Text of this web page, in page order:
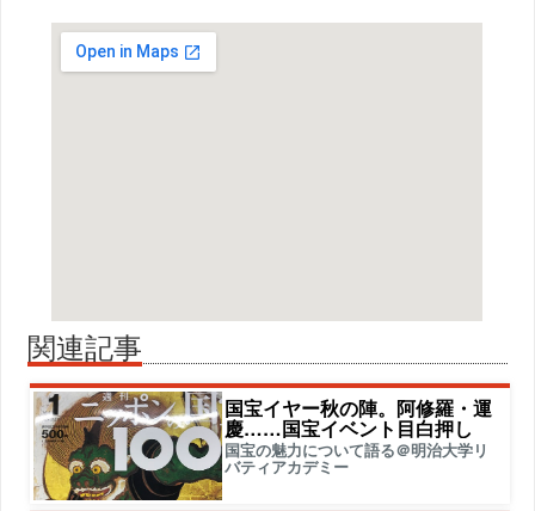
関連記事
国宝イヤー秋の陣。阿修羅・運
慶……国宝イベント目白押し
国宝の魅力について語る＠明治大学リ
バティアカデミー